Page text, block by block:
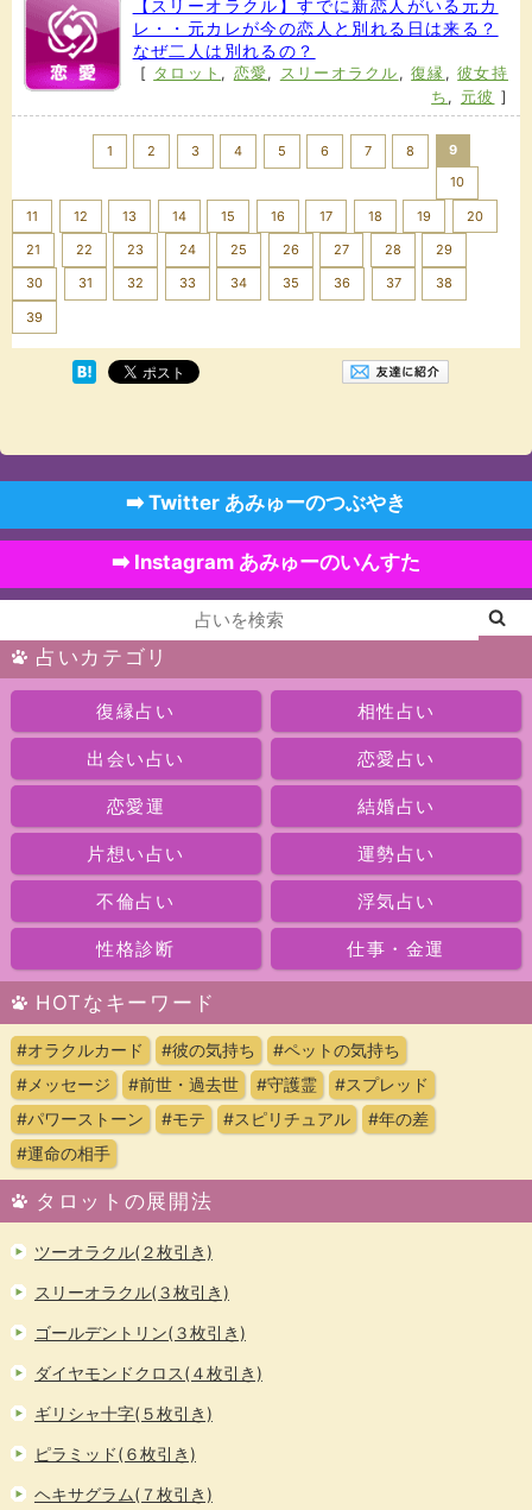
【スリーオラクル】すでに新恋人がいる元カ
レ・・元カレが今の恋人と別れる日は来る？
なぜ二人は別れるの？
[ タロット , 恋愛, スリーオラクル ,復縁 ,彼女持
ち , 元彼 ]
1 2 3 4 5 6 7 8
9
10
11 12 13 14 15 16 17 18 19 20
21 22 23 24 25 26 27 28 29
30 31 32 33 34 35 36 37 38
39
➡️ Twitter あみゅーのつぶやき
➡️ Instagram あみゅーのいんすた
占いカテゴリ
復縁占い 相性占い
出会い占い 恋愛占い
恋愛運 結婚占い
片想い占い 運勢占い
不倫占い 浮気占い
性格診断 仕事・金運
HOTなキーワード
#オラクルカード #彼の気持ち
#ペットの気持ち
#メッセージ
#前世・過去世 #守護霊
#スプレッド
#パワーストーン
#モテ #スピリチュアル
#年の差
#運命の相手
タロットの展開法
ツーオラクル(２枚引き)
スリーオラクル(３枚引き)
ゴールデントリン(３枚引き)
ダイヤモンドクロス(４枚引き)
ギリシャ十字(５枚引き)
ピラミッド(６枚引き)
ヘキサグラム(７枚引き)